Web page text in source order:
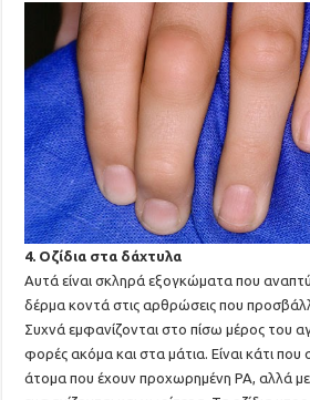
4. Οζίδια στα δάχτυλα
Αυτά είναι σκληρά εξογκώματα που
δέρμα κοντά στις αρθρώσεις που
Συχνά εμφανίζονται στο πίσω μέρος του
φορές ακόμα και στα μάτια. Είναι κάτι που
άτομα που έχουν προχωρημένη ΡΑ, αλλά